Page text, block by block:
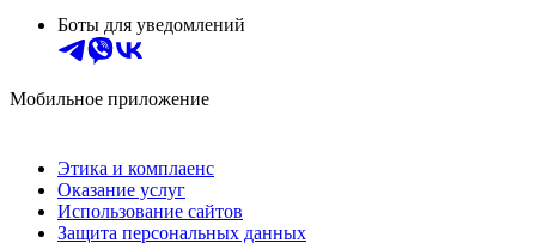
Боты для уведомлений
Мобильное приложение
Этика и комплаенс
Оказание услуг
Использование сайтов
Защита персональных данных